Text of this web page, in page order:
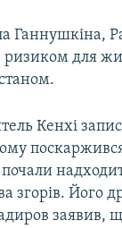
Ганнушкіна,
ризиком для
Кенхі
згорів. Його
заявив,